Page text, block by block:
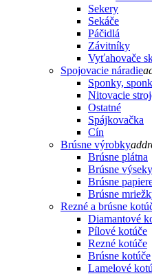
Sekery
Sekáče
Páčidlá
Závitníky
Vyťahovače
Spojovacie náradie
Sponky,
Nitovacie
Ostatné
Spájkovačka
Cín
Brúsne výrobkyadd
Brúsne plátna
Brúsne výseky
Brúsne
Brúsne
Rezné a brúsne
Diamantové
Pílové kotúče
Rezné kotúče
Brúsne kotúče
Lamelové